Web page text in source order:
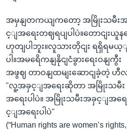
အမှနျတကယျကတော့ အမြိုးသမီ
င့ျအရေးတဈရပျပါပဲ။တောငျးယူ
ဟုတျပါဘူး။လူသားတိုငျး ရရှိရမယ့
ပါ။အမရေိကနျနိုငျငံခွားရေးဝနျကွီး
အဖွဈ တာဝနျထမျးဆောငျခဲ့တဲ့
"လူ့အခှင့ျအရေးဆိုတာ အမြိုးသမီ
အရေးပါပဲ။ အမြိုးသမီးအခှင့ျအ
င့ျအရေးပါပဲ"
(“Human rights are women’s